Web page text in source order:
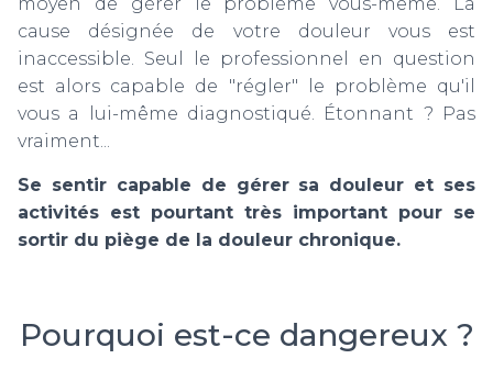
cause désignée de votre douleur vous est
inaccessible. Seul le professionnel en question
est alors capable de "régler" le problème qu'il
vous a lui-même diagnostiqué. Étonnant ? Pas
vraiment...
Se sentir capable de gérer sa douleur et ses
activités est pourtant très important pour se
sortir du piège de la douleur chronique.
Pourquoi est-ce dangereux ?